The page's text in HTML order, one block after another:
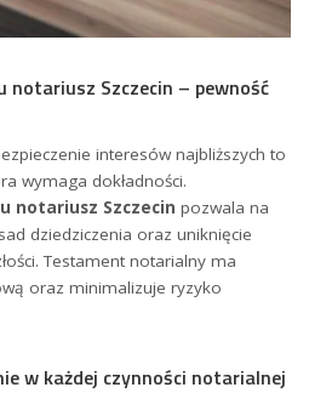
Szczecin – pewność
interesów najbliższych to
wymaga dokładności.
notariusz Szczecin pozwala na
dziedziczenia oraz uniknięcie
Testament notarialny ma
oraz minimalizuje ryzyko
w każdej czynności notarialnej